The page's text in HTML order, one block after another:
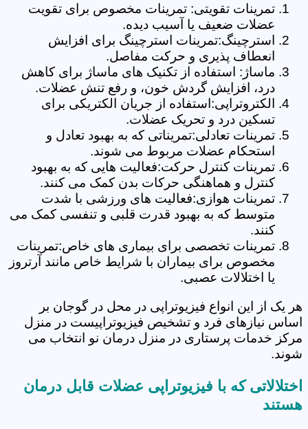
تمرینات تقویتی: تمرینات مخصوص برای تقویت
عضلات ضعیف یا آسیب دیده.
استرچینگ:تمرینات استرچینگ برای افزایش
انعطاف پذیری و حرکت مفاصل.
ماساژ: استفاده از تکنیک های ماساژ برای کاهش
درد، افزایش گردش خون، و رفع تنش عضلات.
الکتروتراپی:استفاده از جریان الکتریکی برای
تسکین درد و تحریک عضلات.
تمرینات تعادلی:تمریناتی که به بهبود تعادل و
استحکام عضلات مربوط می شوند.
تمرینات کنترل حرکت:فعالیت هایی که به بهبود
کنترل و هماهنگی حرکات بدن کمک می کنند.
تمرینات هوازی:فعالیت های ورزشی با شدت
متوسط که به بهبود قدرت قلبی و تنفسی کمک می
کنند.
تمرینات تخصصی برای بیماری های خاص:تمرینات
مخصوص برای بیماران با شرایط خاص مانند آرتروز
یا اختلالات عصبی.
هر یک از این انواع فیزیوتراپی در محل در گوجان بر
اساس نیازهای فرد و تشخیص فیزیوتراپیست در منزل
مرکز خدمات پرستاری در منزل درمان نو انتخاب می
شوند.
اختلالاتی که با فیزیوتراپی عضلات قابل درمان
هستند